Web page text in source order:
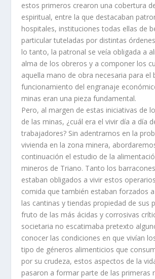
estos primeros crearon una cobertura
espiritual, entre la que destacaban
hospitales, instituciones todas ellas de
particular tuteladas por distintas
lo tanto, la patronal se veí­a obligada a
alma de los obreros y a componer los
aquella mano de obra necesaria para el
funcionamiento del engranaje
minas eran una pieza fundamental.
Pero, al margen de estas iniciativas de
de las minas, ¿cuál era el vivir dí­a a dí­a
trabajadores? Sin adentrarnos en la
vivienda en la zona minera,
continuación el estudio de la
mineros de Triano. Tanto los
estaban obligados a vivir estos
comida que también estaban forzados
las cantinas y tiendas propiedad de sus
fruto de las más ácidas y corrosivas
societaria no escatimaba pretexto
conocer las condiciones en que viví­an
tipo de géneros alimenticios que
por su crudeza, estos aspectos de la
pasaron a formar parte de las primeras